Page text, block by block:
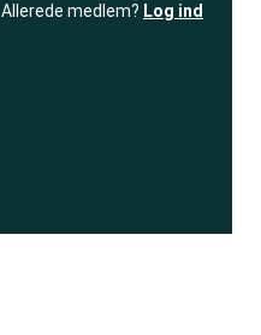
Allerede medlem? Log ind